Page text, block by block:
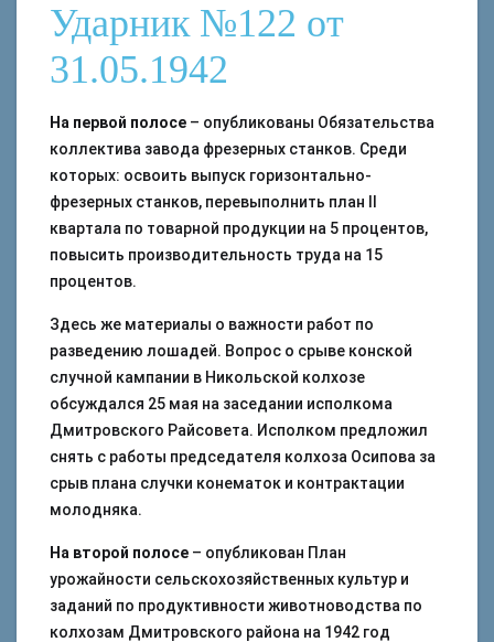
Ударник №122 от
31.05.1942
На первой полосе – опубликованы Обязательства
коллектива завода фрезерных станков. Среди
которых: освоить выпуск горизонтально-
фрезерных станков, перевыполнить план II
квартала по товарной продукции на 5 процентов,
повысить производительность труда на 15
процентов.
Здесь же материалы о важности работ по
разведению лошадей. Вопрос о срыве конской
случной кампании в Никольской колхозе
обсуждался 25 мая на заседании исполкома
Дмитровского Райсовета. Исполком предложил
снять с работы председателя колхоза Осипова за
срыв плана случки конематок и контрактации
молодняка.
На второй полосе – опубликован План
урожайности сельскохозяйственных культур и
заданий по продуктивности животноводства по
колхозам Дмитровского района на 1942 год